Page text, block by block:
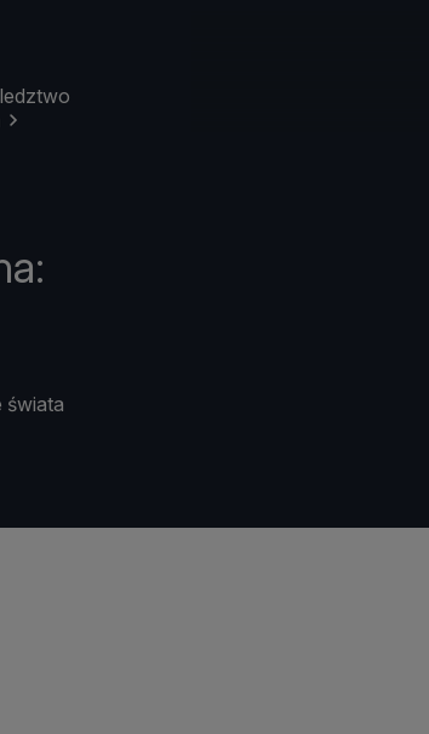
ledztwo
świata